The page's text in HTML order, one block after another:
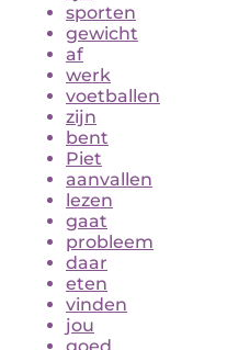
sporten
gewicht
af
werk
voetballen
zijn
bent
Piet
aanvallen
lezen
gaat
probleem
daar
eten
vinden
jou